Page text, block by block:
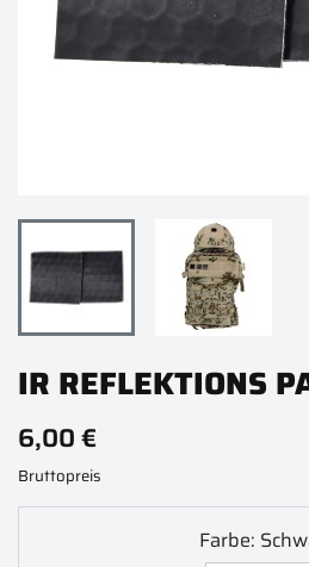
IR REFLEKTIONS
6,00 €
Bruttopreis
Farbe: